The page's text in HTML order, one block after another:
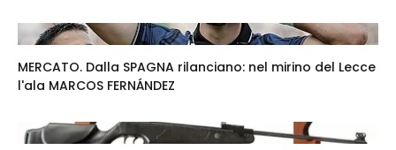
MERCATO. Dalla SPAGNA rilanciano: nel mirino del Lecce
l'ala MARCOS FERNÁNDEZ